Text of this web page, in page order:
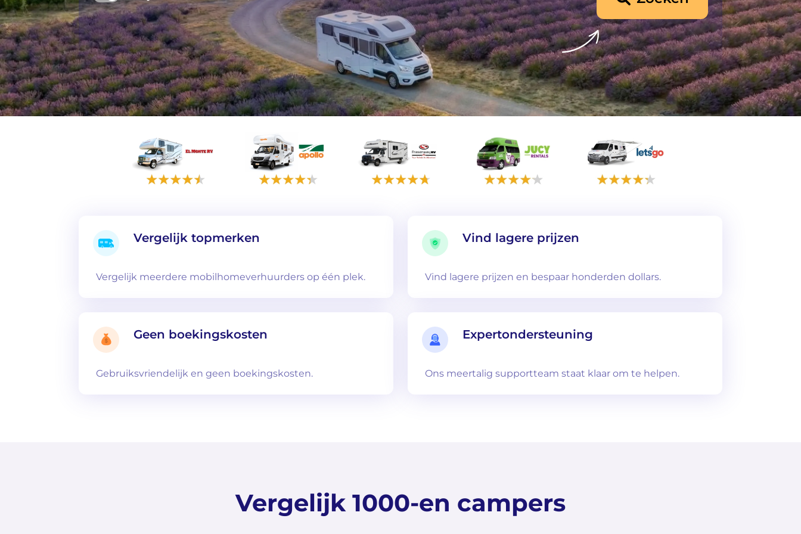
Vergelijk topmerken
Vergelijk meerdere mobilhomeverhuurders op één plek.
Vind lagere prijzen
Vind lagere prijzen en bespaar honderden dollars.
Geen boekingskosten
Gebruiksvriendelijk en geen boekingskosten.
Expertondersteuning
Ons meertalig supportteam staat klaar om te helpen.
Vergelijk 1000-en campers